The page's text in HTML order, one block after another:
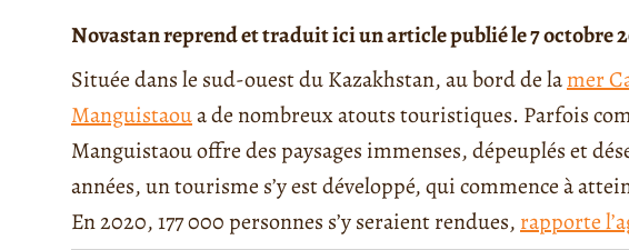
Novastan reprend et traduit ici un article publié le 7 octobre
Située dans le sud-ouest du Kazakhstan, au bord de lamer
Manguistaoua de nombreux atouts touristiques. Parfois
Manguistaou offre des paysages immenses, dépeuplés et
années, un tourisme s’y est développé, qui commence à
En 2020, 177 000 personnes s’y seraient rendues,rapporte